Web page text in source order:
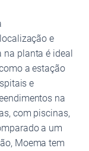
e
na planta é ideal
a estação
e
na
com piscinas,
a um
Moema tem